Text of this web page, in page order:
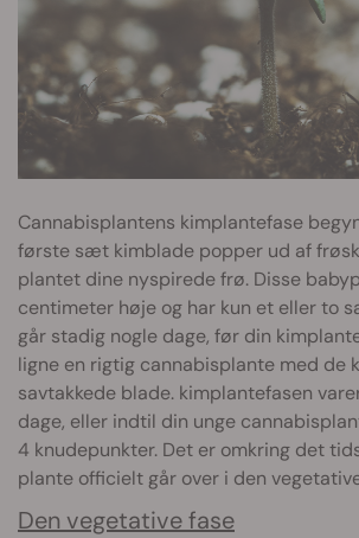
Cannabisplantens kimplantefase
første sæt kimblade popper ud af
plantet dine nyspirede frø. Disse
centimeter høje og har kun et eller to
går stadig nogle dage, før din
ligne en rigtig cannabisplante med de
savtakkede blade. kimplantefasen
dage, eller indtil din unge
4 knudepunkter. Det er omkring det
plante officielt går over i den
Den vegetative fase